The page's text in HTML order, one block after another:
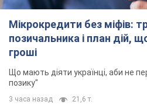
Мікрокредити без міфів:
позичальника і план дій,
гроші
Що мають діяти українці, аби не
позику"
3 часа назад 21,6 т.